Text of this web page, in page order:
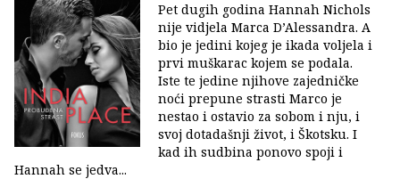
Pet dugih godina Hannah Nichols
nije vidjela Marca D’Alessandra. A
bio je jedini kojeg je ikada voljela i
prvi muškarac kojem se podala.
Iste te jedine njihove zajedničke
noći prepune strasti Marco je
nestao i ostavio za sobom i nju, i
svoj dotadašnji život, i Škotsku. I
kad ih sudbina ponovo spoji i
Hannah se jedva...